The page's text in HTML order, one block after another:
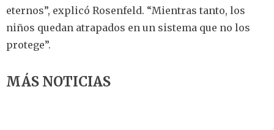
eternos”, explicó Rosenfeld. “Mientras tanto, los
niños quedan atrapados en un sistema que no los
protege”.
MÁS NOTICIAS